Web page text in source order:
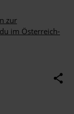
zur
im Österreich-